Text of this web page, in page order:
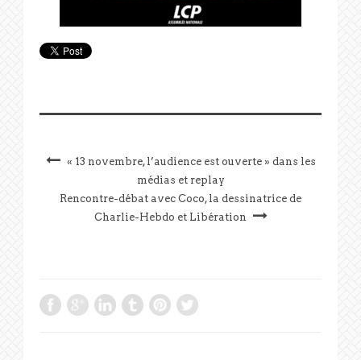
« 13 novembre, l’audience est ouverte » dans les
médias et replay
Rencontre-débat avec Coco, la dessinatrice de
Charlie-Hebdo et Libération